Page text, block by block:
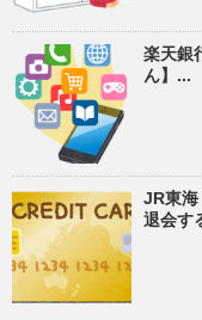
楽天銀
ん】...
JR東海
退会す